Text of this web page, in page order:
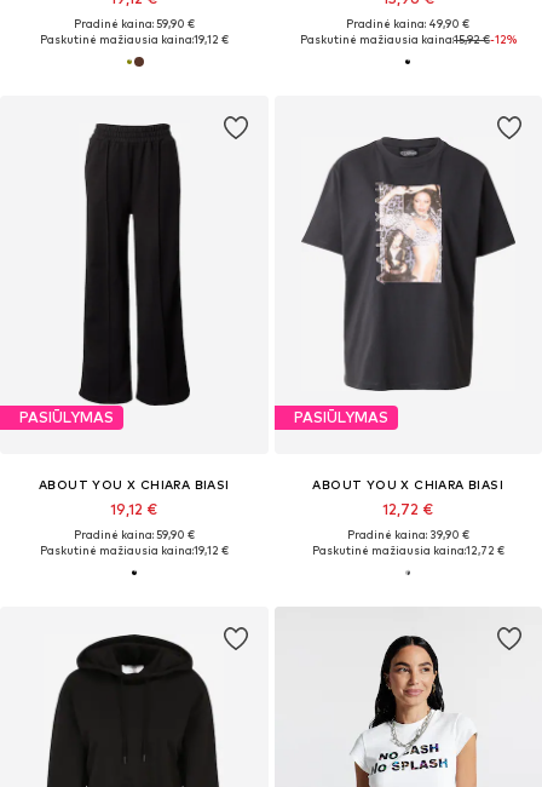
Pradinė kaina: 59,90 €
Paskutinė mažiausia kaina:19,12 €
Pradinė kaina: 49,90 €
Paskutinė mažiausia kaina:15,92 €-12%
PASIŪLYMAS
ABOUT YOU X CHIARA BIASI
19,12 €
Pradinė kaina: 59,90 €
Paskutinė mažiausia kaina:19,12 €
PASIŪLYMAS
ABOUT YOU X CHIARA BIASI
12,72 €
Pradinė kaina: 39,90 €
Paskutinė mažiausia kaina:12,72 €